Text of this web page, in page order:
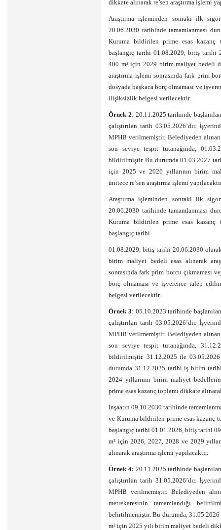
dikkate alınarak re’sen araştırma işlemi
Araştırma işleminden sonraki ilk
20.06.2030 tarihinde tamamlanması
Kuruma bildirilen prime esas kazanç
başlangıç tarihi 01.08.2029, bitiş tarihi
400 m² için 2029 birim maliyet bedeli
araştırma işlemi sonrasında fark prim
dosyada başkaca borç olmaması ve
ilişiksizlik belgesi verilecektir.
Örnek 2: 20.11.2025 tarihinde
çalıştırılan tarih 03.05.2026’dır.
MPHB verilmemiştir. Belediyeden
son seviye tespit tutanağında,
bildirilmiştir. Bu durumda 01.03.2027
için 2025 ve 2026 yıllarının birim
ünitece re’sen araştırma işlemi
Araştırma işleminden sonraki ilk
20.06.2030 tarihinde tamamlanması
Kuruma bildirilen prime esas kazanç
başlangıç tarihi
01.08.2029, bitiş tarihi 20.06.2030
birim maliyet bedeli esas alınarak
sonrasında fark prim borcu çıkmaması
borç olmaması ve işverence talep
belgesi verilecektir.
Örnek 3: 05.10.2023 tarihinde
çalıştırılan tarih 03.05.2026’dır.
MPHB verilmemiştir. Belediyeden
son seviye tespit tutanağında,
bildirilmiştir. 31.12.2025 ile
durumda 31.12.2025 tarihi iş bitim
2024 yıllarının birim maliyet
prime esas kazanç toplamı dikkate
İnşaatın 09.10.2030 tarihinde
ve Kuruma bildirilen prime esas kazanç
başlangıç tarihi 01.01.2026, bitiş tarihi
m² için 2026, 2027, 2028 ve 2029
alınarak araştırma işlemi yapılacaktır.
Örnek 4: 20.11.2025 tarihinde
çalıştırılan tarih 31.05.2026’dır.
MPHB verilmemiştir. Belediyeden
metrekaresinin tamamlandığı
belirtilmemiştir. Bu durumda,
m² için 2025 yılı birim maliyet bedeli